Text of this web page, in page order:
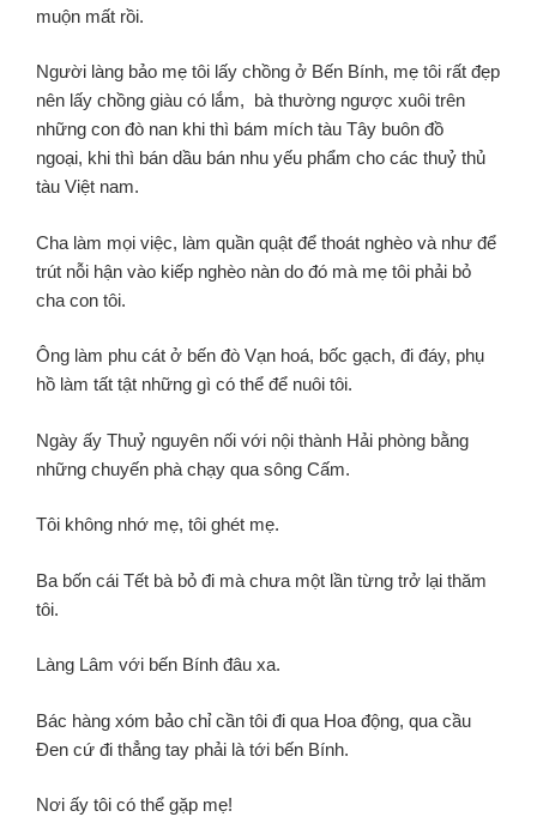
muộn mất rồi.
Người làng bảo mẹ tôi lấy chồng ở Bến Bính, mẹ tôi rất đẹp
nên lấy chồng giàu có lắm, bà thường ngược xuôi trên
những con đò nan khi thì bám mích tàu Tây buôn đồ
ngoại, khi thì bán dầu bán nhu yếu phẩm cho các thuỷ thủ
tàu Việt nam.
Cha làm mọi việc, làm quần quật để thoát nghèo và như để
trút nỗi hận vào kiếp nghèo nàn do đó mà mẹ tôi phải bỏ
cha con tôi.
Ông làm phu cát ở bến đò Vạn hoá, bốc gạch, đi đáy, phụ
hồ làm tất tật những gì có thể để nuôi tôi.
Ngày ấy Thuỷ nguyên nối với nội thành Hải phòng bằng
những chuyến phà chạy qua sông Cấm.
Tôi không nhớ mẹ, tôi ghét mẹ.
Ba bốn cái Tết bà bỏ đi mà chưa một lần từng trở lại thăm
tôi.
Làng Lâm với bến Bính đâu xa.
Bác hàng xóm bảo chỉ cần tôi đi qua Hoa động, qua cầu
Đen cứ đi thẳng tay phải là tới bến Bính.
Nơi ấy tôi có thể gặp mẹ!